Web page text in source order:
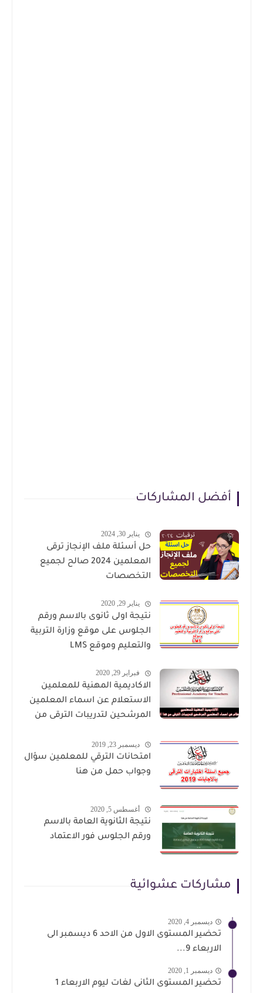
أفضل المشاركات
يناير 30, 2024
حل أسئلة ملف الإنجاز ترقى
المعلمين 2024 صالح لجميع
التخصصات
يناير 29, 2020
نتيجة اولى ثانوى بالاسم ورقم
الجلوس على موقع وزارة التربية
والتعليم وموقع LMS
فبراير 29, 2020
الاكاديمية المهنية للمعلمين
الاستعلام عن اسماء المعلمين
المرشحين لتدريبات الترقى من
ديسمبر 23, 2019
امتحانات الترقي للمعلمين سؤال
وجواب حمل من هنا
أغسطس 5, 2020
نتيجة الثانوية العامة بالاسم
ورقم الجلوس فور الاعتماد
مشاركات عشوائية
ديسمبر 4, 2020
تحضير المستوى الاول من الاحد 6 ديسمبر الى
الاربعاء 9...
ديسمبر 1, 2020
تحضير المستوى الثانى لغات ليوم الاربعاء 1